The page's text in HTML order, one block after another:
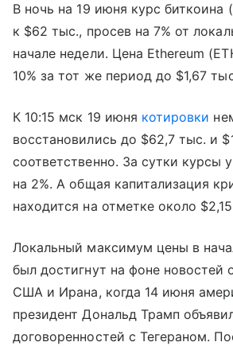
В ночь на 19 июня курс биткоина
к $62 тыс., просев на 7% от
начале недели. Цена Ethereum
10% за тот же период до $1,67
К 10:15 мск 19 июня котировки
восстановились до $62,7 тыс. и
соответственно. За сутки курсы
на 2%. А общая капитализация
находится на отметке около
Локальный максимум цены в
был достигнут на фоне новостей
США и Ирана, когда 14 июня
президент Дональд Трамп
договоренностей с Тегераном.